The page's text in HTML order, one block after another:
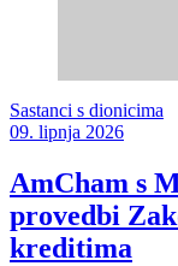
Sastanci s dionicima
09. lipnja 2026
AmCham s
provedbi
kreditima